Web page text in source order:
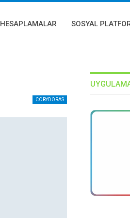
HESAPLAMALAR SOSYAL
CORYDORAS